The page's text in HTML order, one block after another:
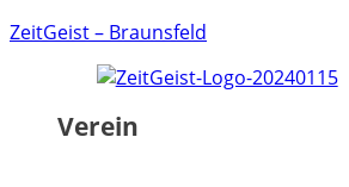
ZeitGeist – Braunsfeld
Verein